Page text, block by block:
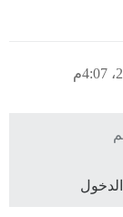
اسم